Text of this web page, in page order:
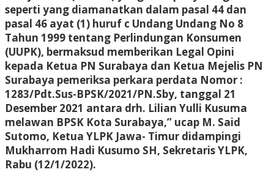
seperti yang diamanatkan dalam pasal 44 dan
pasal 46 ayat (1) huruf c Undang Undang No 8
Tahun 1999 tentang Perlindungan Konsumen
(UUPK), bermaksud memberikan Legal Opini
kepada Ketua PN Surabaya dan Ketua Mejelis PN
Surabaya pemeriksa perkara perdata Nomor :
1283/Pdt.Sus-BPSK/2021/PN.Sby, tanggal 21
Desember 2021 antara drh. Lilian Yulli Kusuma
melawan BPSK Kota Surabaya,” ucap M. Said
Sutomo, Ketua YLPK Jawa- Timur didampingi
Mukharrom Hadi Kusumo SH, Sekretaris YLPK,
Rabu (12/1/2022).